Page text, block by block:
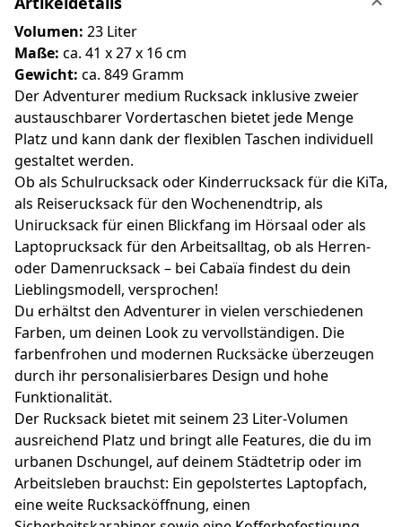
Volumen: 23 Liter
Maße: ca. 41 x 27 x 16 cm
Gewicht: ca. 849 Gramm
Der Adventurer medium Rucksack inklusive zweier
austauschbarer Vordertaschen bietet jede Menge
Platz und kann dank der flexiblen Taschen individuell
gestaltet werden.
Ob als Schulrucksack oder Kinderrucksack für die KiTa,
als Reiserucksack für den Wochenendtrip, als
Unirucksack für einen Blickfang im Hörsaal oder als
Laptoprucksack für den Arbeitsalltag, ob als Herren-
oder Damenrucksack – bei Cabaïa findest du dein
Lieblingsmodell, versprochen!
Du erhältst den Adventurer in vielen verschiedenen
Farben, um deinen Look zu vervollständigen. Die
farbenfrohen und modernen Rucksäcke überzeugen
durch ihr personalisierbares Design und hohe
Funktionalität.
Der Rucksack bietet mit seinem 23 Liter-Volumen
ausreichend Platz und bringt alle Features, die du im
urbanen Dschungel, auf deinem Städtetrip oder im
Arbeitsleben brauchst: Ein gepolstertes Laptopfach,
eine weite Rucksacköffnung, einen